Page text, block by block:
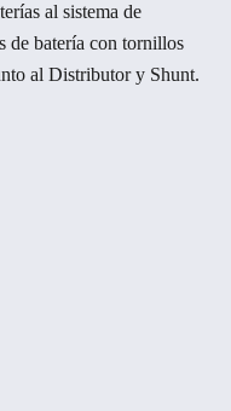
al sistema de
de batería con tornillos
al Distributor y Shunt.